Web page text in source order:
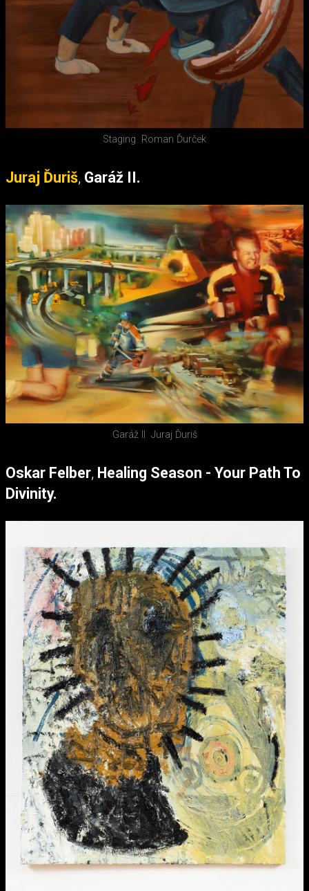
Staging Roman Ďurček
Juraj Ďuriš, Garáž II.
Garáž II Juraj Ďuriš
Oskar Felber, Healing Season - Your Path To
Divinity.